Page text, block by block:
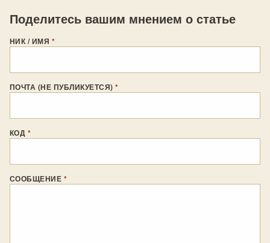
Поделитесь вашим мнением о статье
НИК / ИМЯ *
ПОЧТА (НЕ ПУБЛИКУЕТСЯ)*
КОД *
СООБЩЕНИЕ *